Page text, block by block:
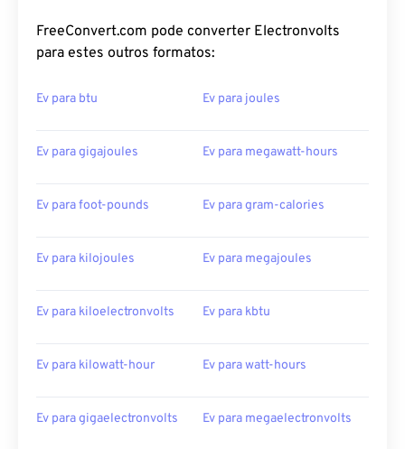
FreeConvert.com pode converter Electronvolts
para estes outros formatos:
Ev para btu Ev para joules
Ev para gigajoules Ev para megawatt-hours
Ev para foot-pounds Ev para gram-calories
Ev para kilojoules Ev para megajoules
Ev para kiloelectronvolts Ev para kbtu
Ev para kilowatt-hour Ev para watt-hours
Ev para gigaelectronvolts Ev para megaelectronvolts